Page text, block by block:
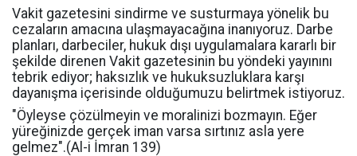
Vakit gazetesini sindirme ve susturmaya yönelik bu
cezaların amacına ulaşmayacağına inanıyoruz. Darbe
planları, darbeciler, hukuk dışı uygulamalara kararlı bir
şekilde direnen Vakit gazetesinin bu yöndeki yayınını
tebrik ediyor; haksızlık ve hukuksuzluklara karşı
dayanışma içerisinde olduğumuzu belirtmek istiyoruz.
"Öyleyse çözülmeyin ve moralinizi bozmayın. Eğer
yüreğinizde gerçek iman varsa sırtınız asla yere
gelmez".(Al-i İmran 139)